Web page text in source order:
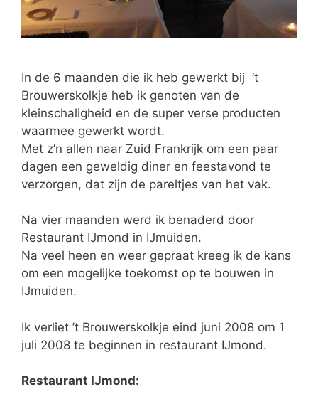
In de 6 maanden die ik heb gewerkt bij ’t
Brouwerskolkje heb ik genoten van de
kleinschaligheid en de super verse producten
waarmee gewerkt wordt.
Met z’n allen naar Zuid Frankrijk om een paar
dagen een geweldig diner en feestavond te
verzorgen, dat zijn de pareltjes van het vak.
Na vier maanden werd ik benaderd door
Restaurant IJmond in IJmuiden.
Na veel heen en weer gepraat kreeg ik de kans
om een mogelijke toekomst op te bouwen in
IJmuiden.
Ik verliet ’t Brouwerskolkje eind juni 2008 om 1
juli 2008 te beginnen in restaurant IJmond.
Restaurant IJmond: